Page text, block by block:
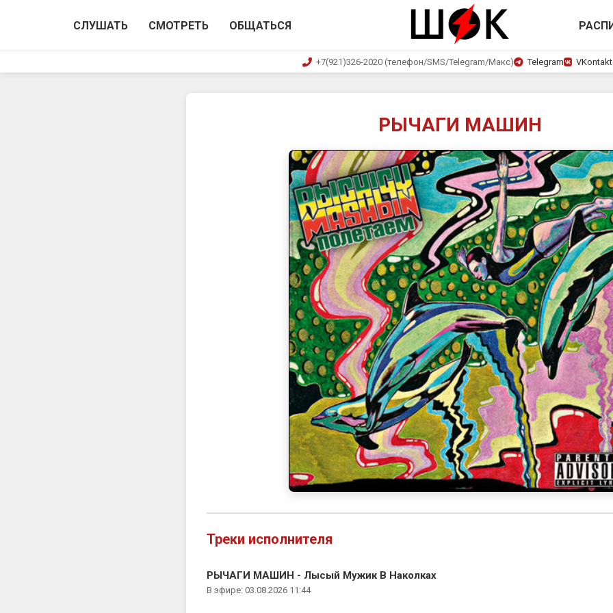
СЛУШАТЬ СМОТРЕТЬ ОБЩАТЬСЯ
+7(921)326-2020 (телефон/SMS/Telegram/Макс) Telegram
РЫЧАГИ МАШИН
Треки исполнителя
РЫЧАГИ МАШИН - Лысый Мужик В Наколках
В эфире: 03.08.2026 11:44